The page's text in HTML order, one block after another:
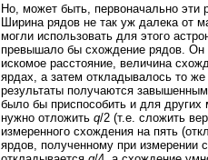
Но, может быть, первоначально эти
Ширина рядов не так уж далека от
могли использовать для этого
превышало бы схождение рядов. Он
искомое расстояние, величина
ярдах, а затем откладывалось то
результаты получаются
было бы приспособить и для
нужно отложить q/2 (т.е. сложить
измеренного схождения на пять
ярдов, полученному при измерении